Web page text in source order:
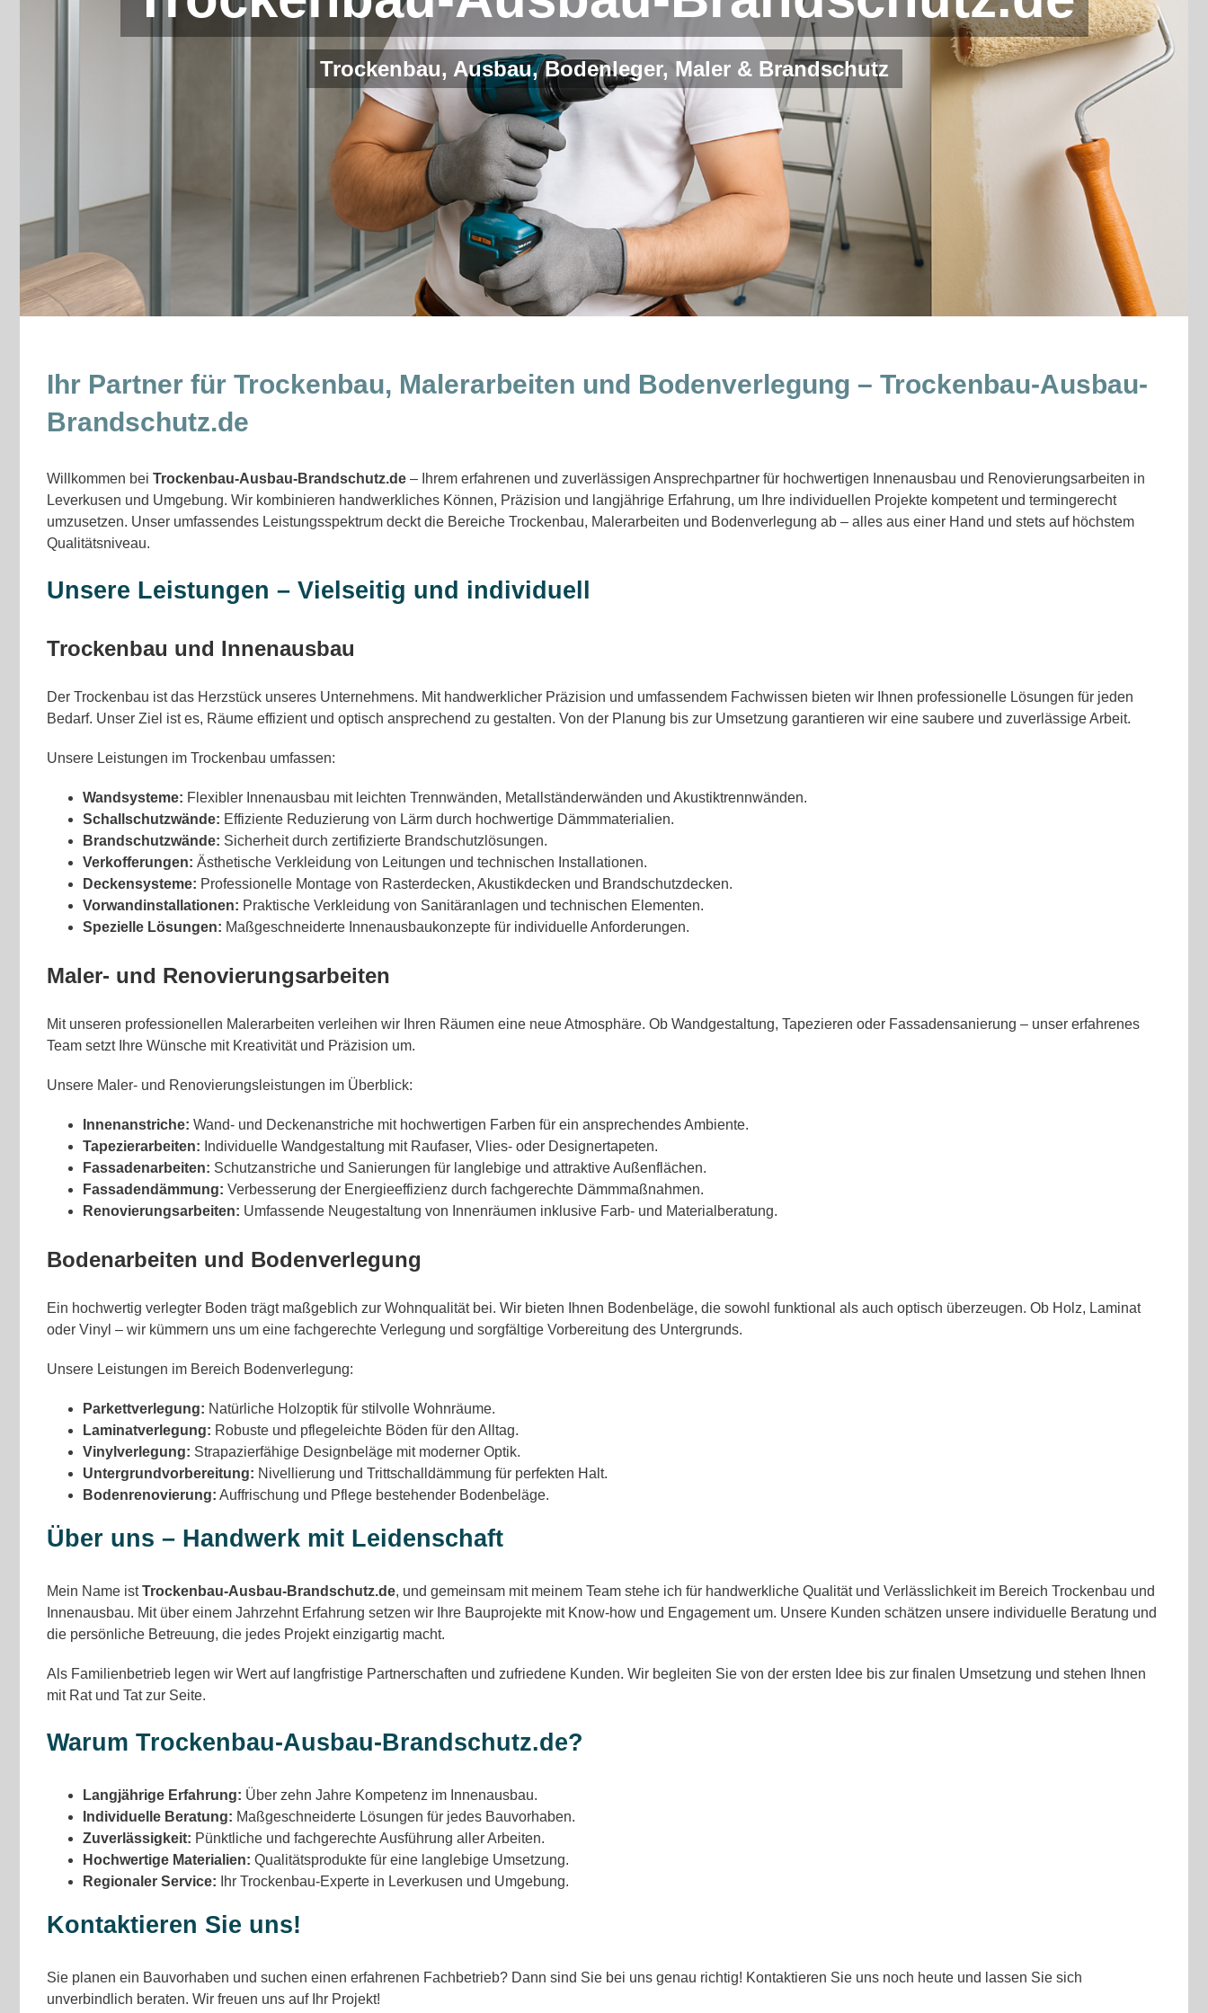
Trockenbau, Ausbau, Bodenleger, Maler & Brandschutz
Ihr Partner für Trockenbau, Malerarbeiten und Bodenverlegung – Trockenbau-Ausbau-
Brandschutz.de
Willkommen bei Trockenbau-Ausbau-Brandschutz.de – Ihrem erfahrenen und zuverlässigen Ansprechpartner für hochwertigen Innenausbau und Renovierungsarbeiten in
Leverkusen und Umgebung. Wir kombinieren handwerkliches Können, Präzision und langjährige Erfahrung, um Ihre individuellen Projekte kompetent und termingerecht
umzusetzen. Unser umfassendes Leistungsspektrum deckt die Bereiche Trockenbau, Malerarbeiten und Bodenverlegung ab – alles aus einer Hand und stets auf höchstem
Qualitätsniveau.
Unsere Leistungen – Vielseitig und individuell
Trockenbau und Innenausbau
Der Trockenbau ist das Herzstück unseres Unternehmens. Mit handwerklicher Präzision und umfassendem Fachwissen bieten wir Ihnen professionelle Lösungen für jeden
Bedarf. Unser Ziel ist es, Räume effizient und optisch ansprechend zu gestalten. Von der Planung bis zur Umsetzung garantieren wir eine saubere und zuverlässige Arbeit.
Unsere Leistungen im Trockenbau umfassen:
Wandsysteme: Flexibler Innenausbau mit leichten Trennwänden, Metallständerwänden und Akustiktrennwänden.
Schallschutzwände: Effiziente Reduzierung von Lärm durch hochwertige Dämmmaterialien.
Brandschutzwände: Sicherheit durch zertifizierte Brandschutzlösungen.
Verkofferungen: Ästhetische Verkleidung von Leitungen und technischen Installationen.
Deckensysteme: Professionelle Montage von Rasterdecken, Akustikdecken und Brandschutzdecken.
Vorwandinstallationen: Praktische Verkleidung von Sanitäranlagen und technischen Elementen.
Spezielle Lösungen: Maßgeschneiderte Innenausbaukonzepte für individuelle Anforderungen.
Maler- und Renovierungsarbeiten
Mit unseren professionellen Malerarbeiten verleihen wir Ihren Räumen eine neue Atmosphäre. Ob Wandgestaltung, Tapezieren oder Fassadensanierung – unser erfahrenes
Team setzt Ihre Wünsche mit Kreativität und Präzision um.
Unsere Maler- und Renovierungsleistungen im Überblick:
Innenanstriche: Wand- und Deckenanstriche mit hochwertigen Farben für ein ansprechendes Ambiente.
Tapezierarbeiten: Individuelle Wandgestaltung mit Raufaser, Vlies- oder Designertapeten.
Fassadenarbeiten: Schutzanstriche und Sanierungen für langlebige und attraktive Außenflächen.
Fassadendämmung: Verbesserung der Energieeffizienz durch fachgerechte Dämmmaßnahmen.
Renovierungsarbeiten: Umfassende Neugestaltung von Innenräumen inklusive Farb- und Materialberatung.
Bodenarbeiten und Bodenverlegung
Ein hochwertig verlegter Boden trägt maßgeblich zur Wohnqualität bei. Wir bieten Ihnen Bodenbeläge, die sowohl funktional als auch optisch überzeugen. Ob Holz, Laminat
oder Vinyl – wir kümmern uns um eine fachgerechte Verlegung und sorgfältige Vorbereitung des Untergrunds.
Unsere Leistungen im Bereich Bodenverlegung:
Parkettverlegung: Natürliche Holzoptik für stilvolle Wohnräume.
Laminatverlegung: Robuste und pflegeleichte Böden für den Alltag.
Vinylverlegung: Strapazierfähige Designbeläge mit moderner Optik.
Untergrundvorbereitung: Nivellierung und Trittschalldämmung für perfekten Halt.
Bodenrenovierung: Auffrischung und Pflege bestehender Bodenbeläge.
Über uns – Handwerk mit Leidenschaft
Mein Name istTrockenbau-Ausbau-Brandschutz.de, und gemeinsam mit meinem Team stehe ich für handwerkliche Qualität und Verlässlichkeit im Bereich Trockenbau und
Innenausbau. Mit über einem Jahrzehnt Erfahrung setzen wir Ihre Bauprojekte mit Know-how und Engagement um. Unsere Kunden schätzen unsere individuelle Beratung und
die persönliche Betreuung, die jedes Projekt einzigartig macht.
Als Familienbetrieb legen wir Wert auf langfristige Partnerschaften und zufriedene Kunden. Wir begleiten Sie von der ersten Idee bis zur finalen Umsetzung und stehen Ihnen
mit Rat und Tat zur Seite.
Warum Trockenbau-Ausbau-Brandschutz.de?
Langjährige Erfahrung: Über zehn Jahre Kompetenz im Innenausbau.
Individuelle Beratung: Maßgeschneiderte Lösungen für jedes Bauvorhaben.
Zuverlässigkeit: Pünktliche und fachgerechte Ausführung aller Arbeiten.
Hochwertige Materialien: Qualitätsprodukte für eine langlebige Umsetzung.
Regionaler Service: Ihr Trockenbau-Experte in Leverkusen und Umgebung.
Kontaktieren Sie uns!
Sie planen ein Bauvorhaben und suchen einen erfahrenen Fachbetrieb? Dann sind Sie bei uns genau richtig! Kontaktieren Sie uns noch heute und lassen Sie sich
unverbindlich beraten. Wir freuen uns auf Ihr Projekt!